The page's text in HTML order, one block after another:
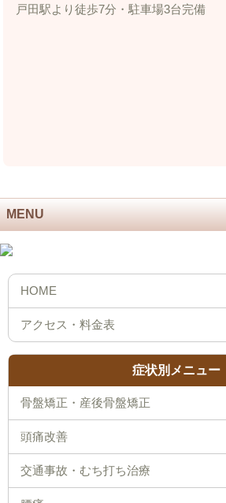
戸田駅より徒歩7分・駐車場3台完備
MENU
症状別メニュー
骨盤矯正・産後骨盤矯正
頭痛改善
交通事故・むち打ち治療